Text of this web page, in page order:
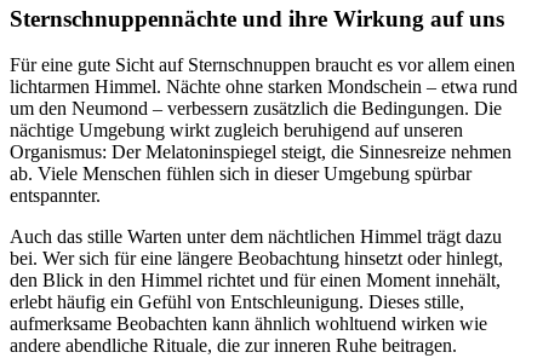
Sternschnuppennächte und ihre Wirkung auf uns
Für eine gute Sicht auf Sternschnuppen braucht es vor allem einen
lichtarmen Himmel. Nächte ohne starken Mondschein – etwa rund
um den Neumond – verbessern zusätzlich die Bedingungen. Die
nächtige Umgebung wirkt zugleich beruhigend auf unseren
Organismus: Der Melatoninspiegel steigt, die Sinnesreize nehmen
ab. Viele Menschen fühlen sich in dieser Umgebung spürbar
entspannter.
Auch das stille Warten unter dem nächtlichen Himmel trägt dazu
bei. Wer sich für eine längere Beobachtung hinsetzt oder hinlegt,
den Blick in den Himmel richtet und für einen Moment innehält,
erlebt häufig ein Gefühl von Entschleunigung. Dieses stille,
aufmerksame Beobachten kann ähnlich wohltuend wirken wie
andere abendliche Rituale, die zur inneren Ruhe beitragen.